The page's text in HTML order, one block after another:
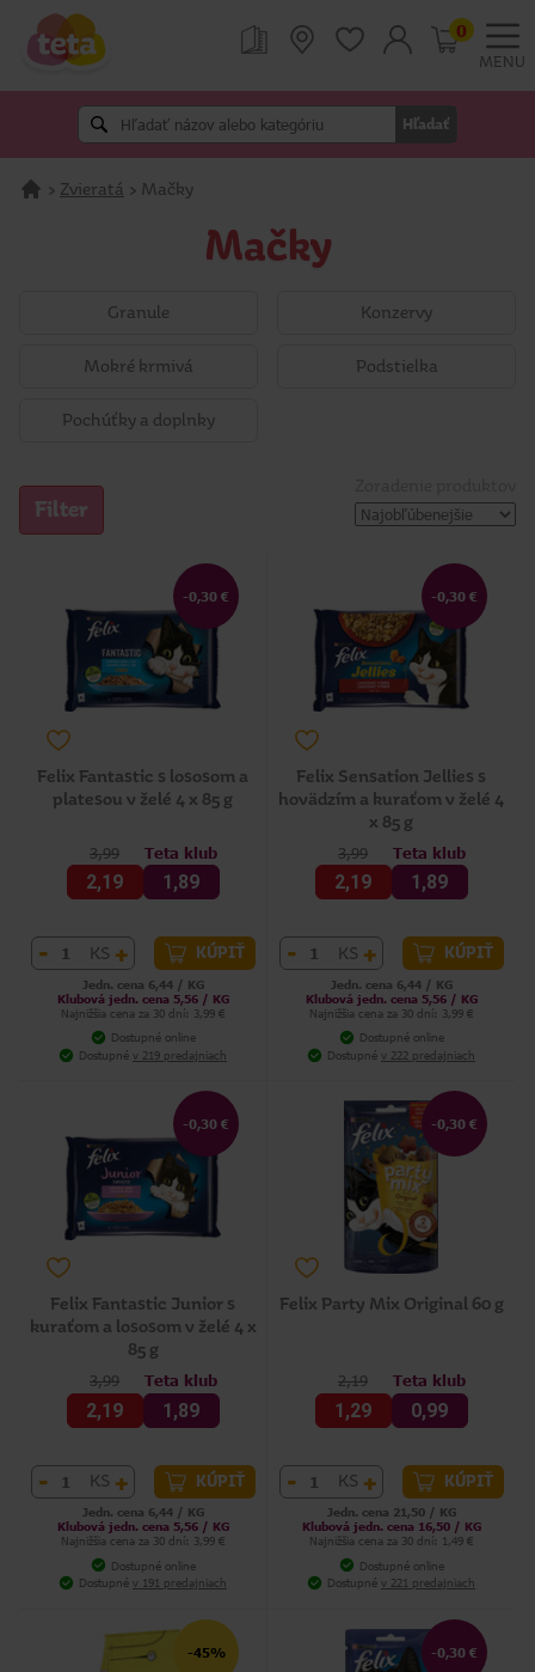
MENU
Hľadať
0
> Zvieratá > Mačky
Mačky
Granule Konzervy
Mokré krmivá Podstielka
Pochúťky a doplnky
Filter
-0,30 €
Felix Fantastic s lososom a
platesou v želé 4 x 85 g
3,99
2,19
Teta klub
1,89
- KS + KÚPIŤ
Jedn. cena 6,44 / KG
Klubová jedn. cena 5,56 / KG
Najnižšia cena za 30 dní: 3,99 €
Dostupné online
Dostupné v 219 predajniach
-0,30 €
Felix Sensation Jellies s
hovädzím a kuraťom v želé 4
x 85 g
3,99
2,19
Teta klub
1,89
- KS + KÚPIŤ
Jedn. cena 6,44 / KG
Klubová jedn. cena 5,56 / KG
Najnižšia cena za 30 dní: 3,99 €
Dostupné online
Dostupné v 222 predajniach
-0,30 €
Felix Fantastic Junior s
kuraťom a lososom v želé 4 x
85 g
3,99
2,19
Teta klub
1,89
- KS + KÚPIŤ
Jedn. cena 6,44 / KG
Klubová jedn. cena 5,56 / KG
Najnižšia cena za 30 dní: 3,99 €
Dostupné online
Dostupné v 191 predajniach
-0,30 €
Felix Party Mix Original 60 g
2,19
1,29
Teta klub
0,99
- KS + KÚPIŤ
Jedn. cena 21,50 / KG
Klubová jedn. cena 16,50 / KG
Najnižšia cena za 30 dní: 1,49 €
Dostupné online
Dostupné v 221 predajniach
-45% -0,30 €